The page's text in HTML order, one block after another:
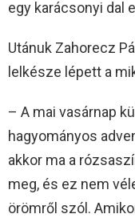
egy karácsonyi dal
Utánuk Zahorecz
lelkésze lépett a
– A mai vasárnap
hagyományos
akkor ma a
meg, és ez nem
örömről szól.